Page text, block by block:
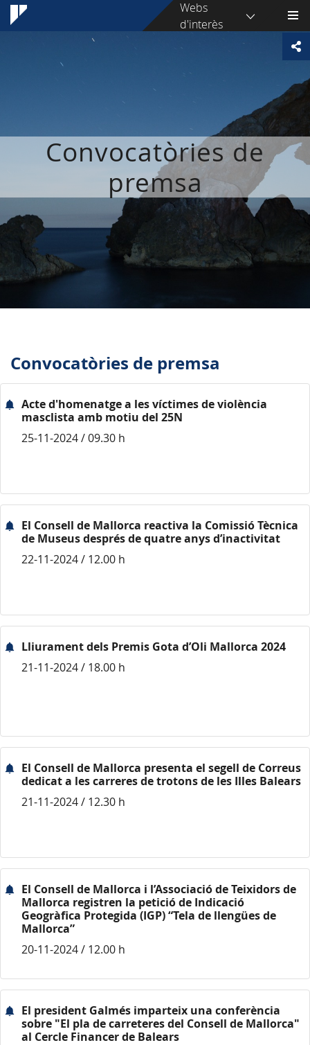
Webs
d'interès
Convocatòries de
premsa
Convocatòries de premsa
Acte d'homenatge a les víctimes de violència
masclista amb motiu del 25N
25-11-2024 / 09.30 h
El Consell de Mallorca reactiva la Comissió Tècnica
de Museus després de quatre anys d’inactivitat
22-11-2024 / 12.00 h
Lliurament dels Premis Gota d’Oli Mallorca 2024
21-11-2024 / 18.00 h
El Consell de Mallorca presenta el segell de Correus
dedicat a les carreres de trotons de les Illes Balears
21-11-2024 / 12.30 h
El Consell de Mallorca i l’Associació de Teixidors de
Mallorca registren la petició de Indicació
Geogràfica Protegida (IGP) “Tela de llengües de
Mallorca”
20-11-2024 / 12.00 h
El president Galmés imparteix una conferència
sobre "El pla de carreteres del Consell de Mallorca"
al Cercle Financer de Balears